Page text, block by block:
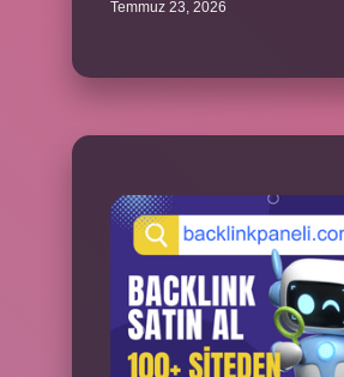
Temmuz 23, 2026